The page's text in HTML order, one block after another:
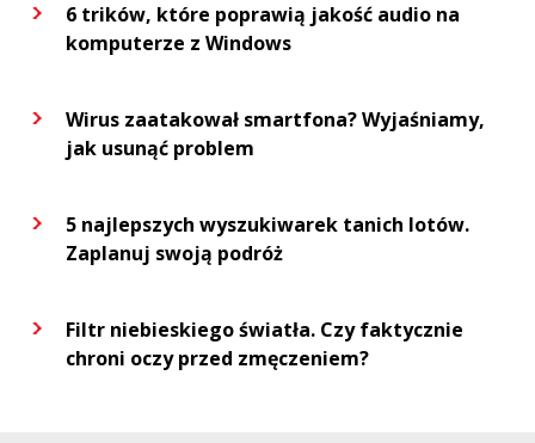
6 trików, które poprawią jakość audio na
komputerze z Windows
Wirus zaatakował smartfona? Wyjaśniamy,
jak usunąć problem
5 najlepszych wyszukiwarek tanich lotów.
Zaplanuj swoją podróż
Filtr niebieskiego światła. Czy faktycznie
chroni oczy przed zmęczeniem?